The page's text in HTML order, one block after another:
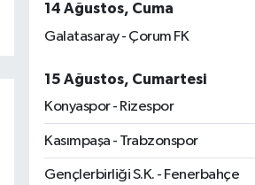
14 Ağustos, Cuma
Galatasaray - Çorum FK
15 Ağustos, Cumartesi
Konyaspor - Rizespor
Kasımpaşa - Trabzonspor
Gençlerbirliği S.K. - Fenerbahçe